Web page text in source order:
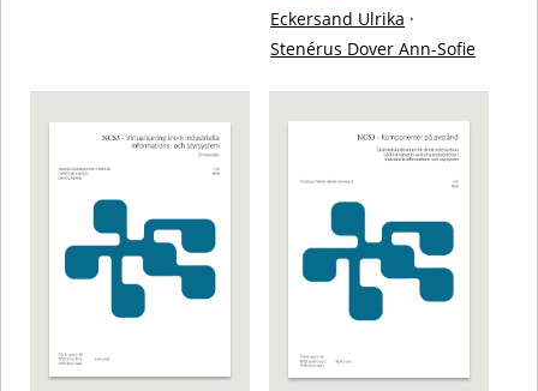
Eckersand Ulrika ·
Stenérus Dover Ann-Sofie